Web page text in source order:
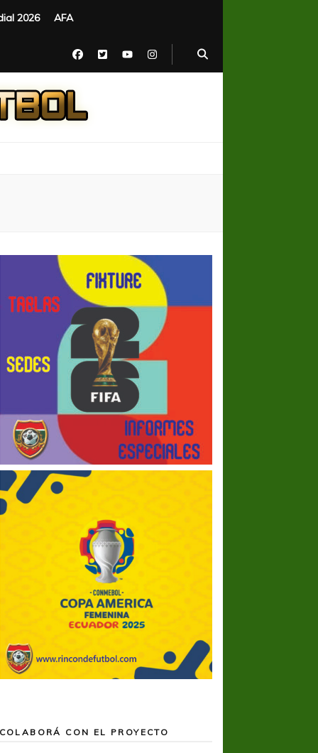
2026 AFA
COLABORÁ CON EL PROYECTO